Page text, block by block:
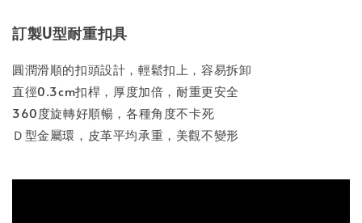
訂製U型耐重扣具
圓潤滑順的扣頭設計，輕鬆扣上，容易拆卸
直徑0.3cm扣桿，厚度加倍，耐重更安全
360度旋轉好順暢，各種角度不卡死
Ｄ型金屬環，皮革平均承重，美觀不變形